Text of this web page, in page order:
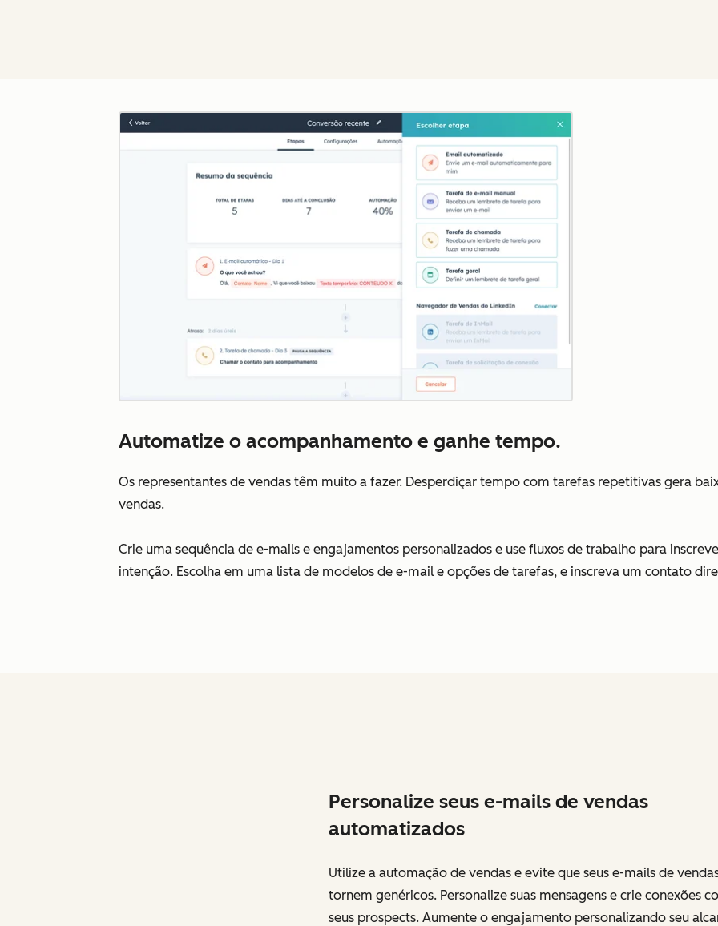
Automatize o acompanhamento e ganhe tempo.
Os representantes de vendas têm muito a fazer. Desperdiçar tempo com tarefas repetitivas gera
vendas.
Crie uma sequência de e-mails e engajamentos personalizados e use fluxos de trabalho para
intenção. Escolha em uma lista de modelos de e-mail e opções de tarefas, e inscreva um contato
Personalize seus e-mails de vendas
automatizados
Utilize a automação de vendas e evite que seus e-mails de
tornem genéricos. Personalize suas mensagens e crie conexões
seus prospects. Aumente o engajamento personalizando seu